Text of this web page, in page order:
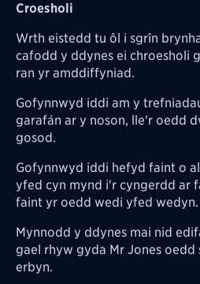
Croesholi
Wrth eistedd tu ôl i sgrîn
cafodd y ddynes ei chroesholi
ran yr amddiffyniad.
Gofynnwyd iddi am y
garafán ar y noson, lle'r oedd
gosod.
Gofynnwyd iddi hefyd faint o
yfed cyn mynd i'r cyngerdd ar
faint yr oedd wedi yfed wedyn.
Mynnodd y ddynes mai nid
gael rhyw gyda Mr Jones oedd
erbyn.